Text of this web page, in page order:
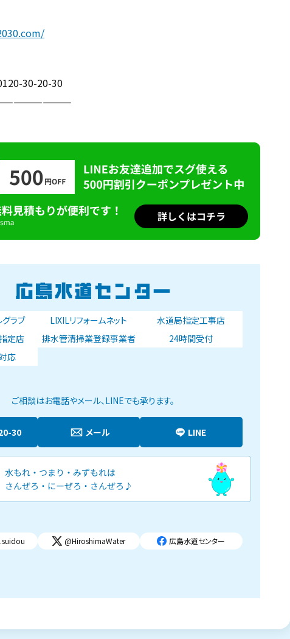
30-20-30
ラブ LIXILリフォームネット
水道局指定工事店
定店
排水管清掃業登録事業者
24時間受付
応
ご相談はお電話やメール、LINEでも承ります。
30 メール LINE
@HiroshimaWater 広島水道センター